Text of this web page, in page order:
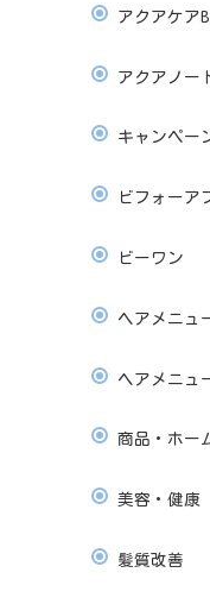
アクアケア
アクアノー
キャンペー
ビフォーア
ビーワン
ヘアメニュ
ヘアメニュ
商品・ホー
美容・健康
髪質改善